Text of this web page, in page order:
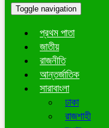
Toggle navigation
প্রথম পাতা
জাতীয়
রাজনীতি
আন্তর্জাতিক
সারাবাংলা
ঢাকা
রাজশাহী